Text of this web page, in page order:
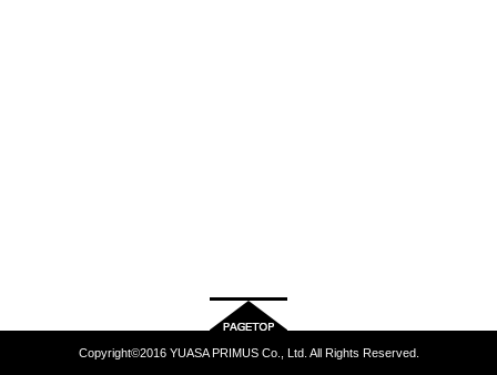
Copyright©2016 YUASA PRIMUS Co., Ltd. All Rights Reserved.